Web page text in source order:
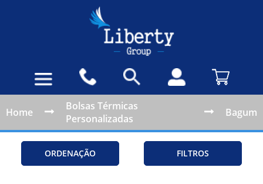
Home
Bolsas Térmicas
Personalizadas
Bagum
ORDENAÇÃO FILTROS